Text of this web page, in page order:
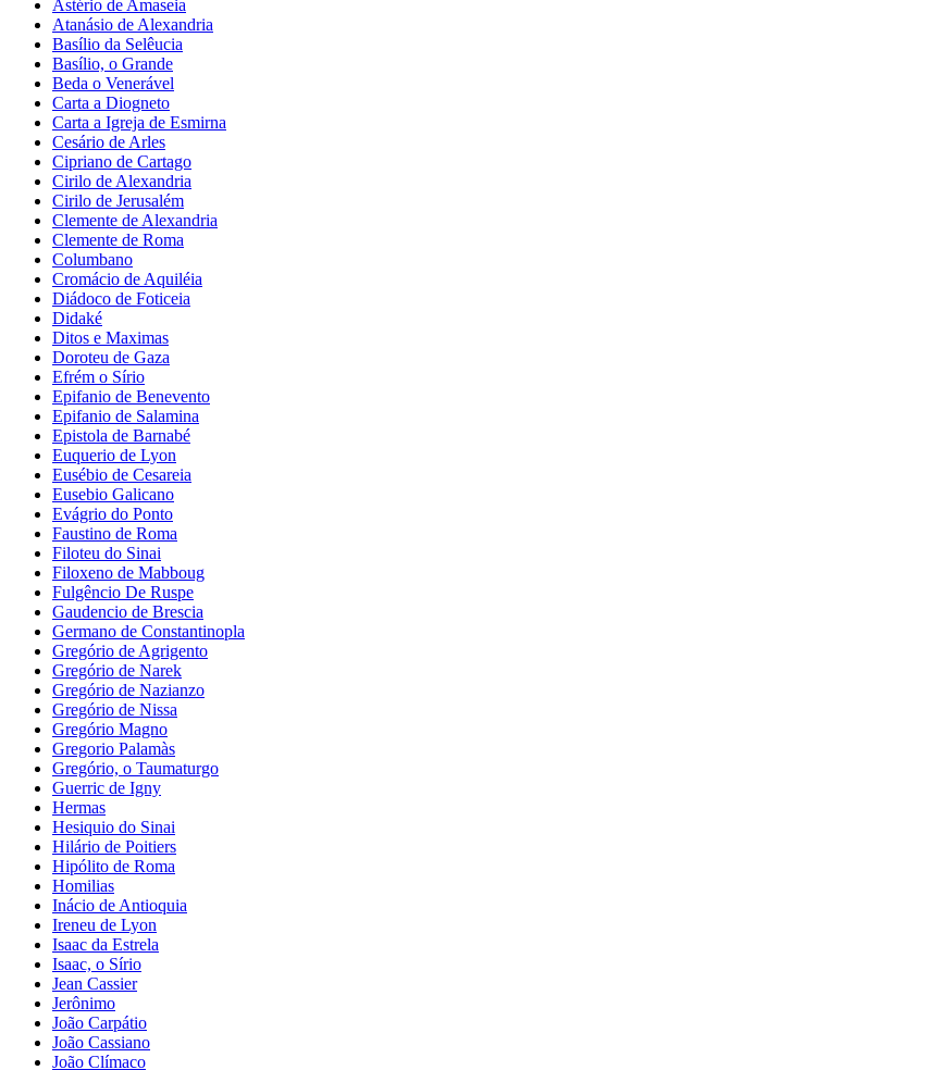
Astério de Amaseia
Atanásio de Alexandria
Basílio da Selêucia
Basílio, o Grande
Beda o Venerável
Carta a Diogneto
Carta a Igreja de Esmirna
Cesário de Arles
Cipriano de Cartago
Cirilo de Alexandria
Cirilo de Jerusalém
Clemente de Alexandria
Clemente de Roma
Columbano
Cromácio de Aquiléia
Diádoco de Foticeia
Didaké
Ditos e Maximas
Doroteu de Gaza
Efrém o Sírio
Epifanio de Benevento
Epifanio de Salamina
Epistola de Barnabé
Euquerio de Lyon
Eusébio de Cesareia
Eusebio Galicano
Evágrio do Ponto
Faustino de Roma
Filoteu do Sinai
Filoxeno de Mabboug
Fulgêncio De Ruspe
Gaudencio de Brescia
Germano de Constantinopla
Gregório de Agrigento
Gregório de Narek
Gregório de Nazianzo
Gregório de Nissa
Gregório Magno
Gregorio Palamàs
Gregório, o Taumaturgo
Guerric de Igny
Hermas
Hesiquio do Sinai
Hilário de Poitiers
Hipólito de Roma
Homilias
Inácio de Antioquia
Ireneu de Lyon
Isaac da Estrela
Isaac, o Sírio
Jean Cassier
Jerônimo
João Carpátio
João Cassiano
João Clímaco